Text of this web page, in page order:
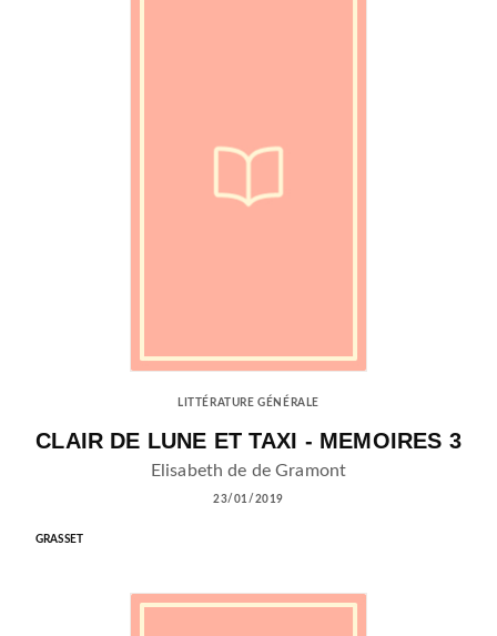
LITTÉRATURE GÉNÉRALE
CLAIR DE LUNE ET TAXI - MEMOIRES 3
Elisabeth de de Gramont
23/01/2019
GRASSET